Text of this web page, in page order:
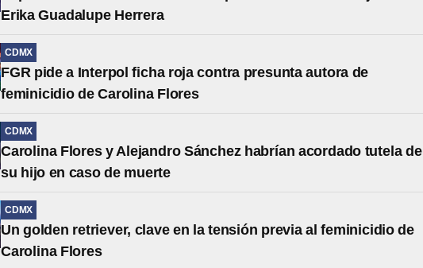
Erika Guadalupe Herrera
CDMX
FGR pide a Interpol ficha roja contra presunta autora de
feminicidio de Carolina Flores
CDMX
Carolina Flores y Alejandro Sánchez habrían acordado tutela de
su hijo en caso de muerte
CDMX
Un golden retriever, clave en la tensión previa al feminicidio de
Carolina Flores